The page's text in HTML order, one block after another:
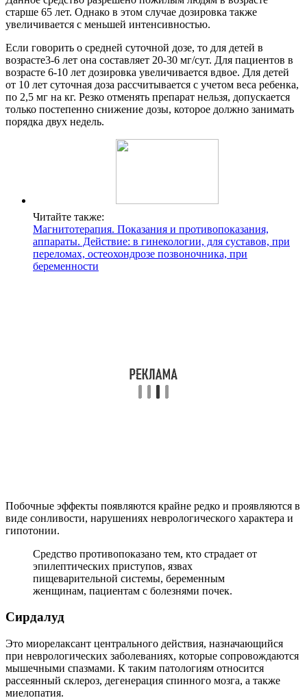
старше 65 лет. Однако в этом случае дозировка также
увеличивается с меньшей интенсивностью.
Если говорить о средней суточной дозе, то для детей в
возрасте3-6 лет она составляет 20-30 мг/сут. Для пациентов в
возрасте 6-10 лет дозировка увеличивается вдвое. Для детей
от 10 лет суточная доза рассчитывается с учетом веса ребенка,
по 2,5 мг на кг. Резко отменять препарат нельзя, допускается
только постепенно снижение дозы, которое должно занимать
порядка двух недель.
Читайте также:
Магнитотерапия. Показания и противопоказания,
аппараты. Действие: в гинекологии, для суставов, при
переломах, остеохондрозе позвоночника, при
беременности
Побочные эффекты появляются крайне редко и проявляются в
виде сонливости, нарушениях неврологического характера и
гипотонии.
Средство противопоказано тем, кто страдает от
эпилептических приступов, язвах
пищеварительной системы, беременным
женщинам, пациентам с болезнями почек.
Сирдалуд
Это миорелаксант центрального действия, назначающийся
при неврологических заболеваниях, которые сопровождаются
мышечными спазмами. К таким патологиям относится
рассеянный склероз, дегенерация спинного мозга, а также
миелопатия.